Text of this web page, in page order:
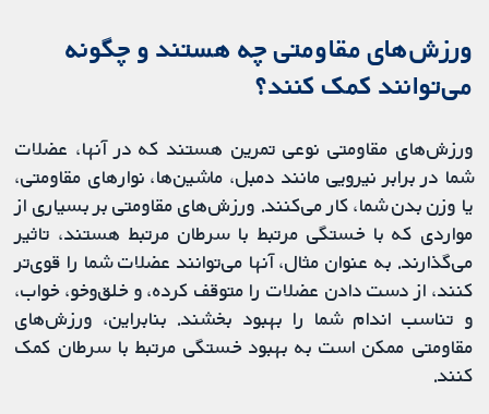
ورزش‌های مقاومتی چه هستند و چگونه
می‌توانند کمک کنند؟
ورزش‌های مقاومتی نوعی تمرین هستند که در آنها، عضلات
شما در برابر نیرویی مانند دمبل، ماشین‌ها، نوارهای مقاومتی،
یا وزن بدن شما، کار می‌کنند. ورزش‌های مقاومتی بر بسیاری از
مواردی که با خستگی مرتبط با سرطان مرتبط هستند، تاثیر
می‌گذارند. به عنوان مثال، آنها می‌توانند عضلات شما را قوی‌تر
کنند، از دست دادن عضلات را متوقف کرده، و خلق‌وخو، خواب،
و تناسب اندام شما را بهبود بخشند. بنابراین، ورزش‌های
مقاومتی ممکن است به بهبود خستگی مرتبط با سرطان کمک
کنند.